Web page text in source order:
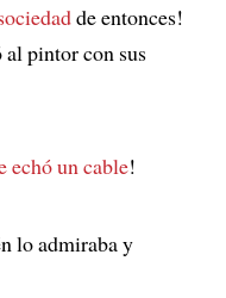
de entonces!
pintor con sus
echó un cable!
lo admiraba y